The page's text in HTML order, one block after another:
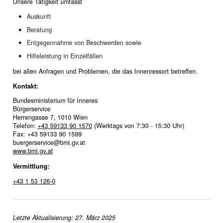
Auskunft
Beratung
Entgegennahme von Beschwerden sowie
Hilfeleistung in Einzelfällen
bei allen Anfragen und Problemen, die das Innenressort betreffen.
Kontakt:
Bundesministerium für Inneres
Bürgerservice
Herrengasse 7, 1010 Wien
Telefon: +43 59133 90 1570(Werktags von 7:30 - 15:30 Uhr)
Fax: +43 59133 90 1599
buergerservice@bmi.gv.at
www.bmi.gv.at
Vermittlung:
+43 1 53 126-0
Letzte Aktualisierung: 27. März 2025